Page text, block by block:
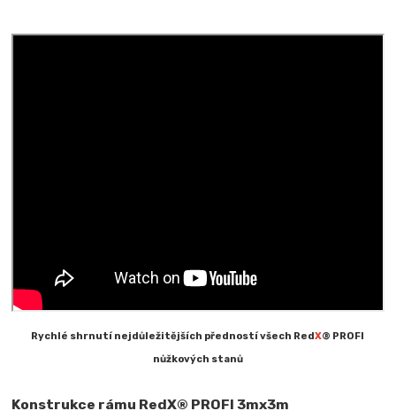
Rychlé shrnutí nejdůležitějších předností všech RedX® PROFI
nůžkových stanů
Konstrukce rámu RedX® PROFI 3mx3m